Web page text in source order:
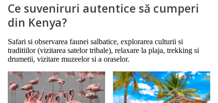
Ce suveniruri autentice să cumperi
din Kenya?
Safari si observarea faunei salbatice, explorarea culturii si
traditiilor (vizitarea satelor tribale), relaxare la plaja, trekking si
drumetii, vizitare muzeelor si a oraselor.